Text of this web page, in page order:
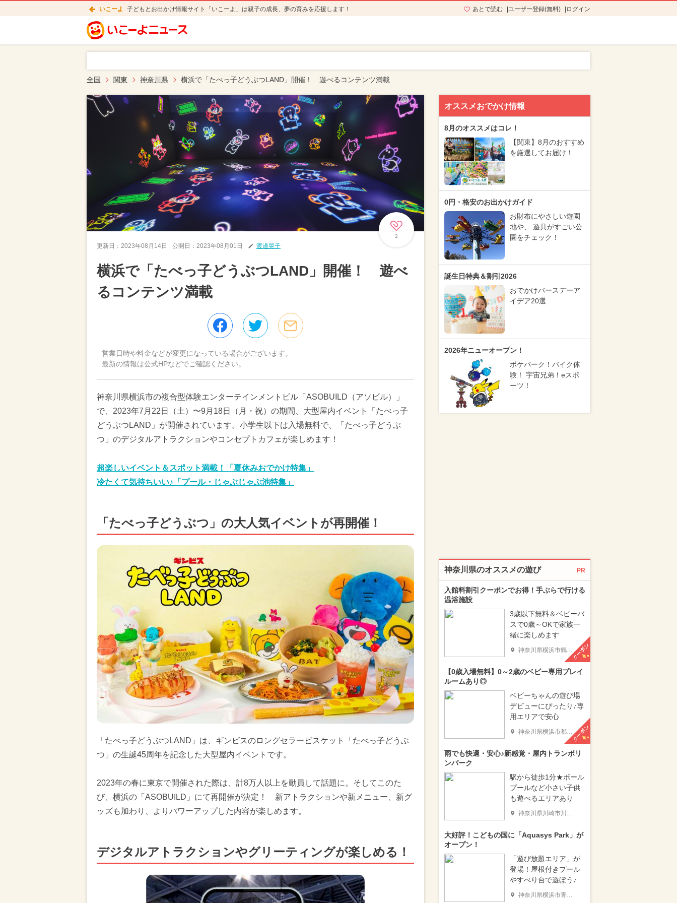
いこーよ 子どもとお出かけ情報サイト「いこーよ」は親子の成長、夢の育みを応援します！ あとで読む ユーザー登録(無料) ログイン
全国 関東 神奈川県 横浜で「たべっ子どうぶつLAND」開催！ 遊べるコンテンツ満載
2
更新日： 2023年08月14日 公開日： 2023年08月01日 渡邊晃子
横浜で「たべっ子どうぶつLAND」開催！ 遊べ
るコンテンツ満載
営業日時や料金などが変更になっている場合がございます。
最新の情報は公式HPなどでご確認ください。
神奈川県横浜市の複合型体験エンターテインメントビル「ASOBUILD（アソビル）」
で、2023年7月22日（土）〜9月18日（月・祝）の期間、大型屋内イベント「たべっ子
どうぶつLAND」が開催されています。小学生以下は入場無料で、「たべっ子どうぶ
つ」のデジタルアトラクションやコンセプトカフェが楽しめます！
超楽しいイベント＆スポット満載！「夏休みおでかけ特集」
冷たくて気持ちいい♪「プール・じゃぶじゃぶ池特集」
「たべっ子どうぶつ」の大人気イベントが再開催！
「たべっ子どうぶつLAND」は、ギンビスのロングセラービスケット「たべっ子どうぶ
つ」の生誕45周年を記念した大型屋内イベントです。
2023年の春に東京で開催された際は、計8万人以上を動員して話題に。そしてこのた
び、横浜の「ASOBUILD」にて再開催が決定！ 新アトラクションや新メニュー、新グ
ッズも加わり、よりパワーアップした内容が楽しめます。
デジタルアトラクションやグリーティングが楽しめる！
オススメおでかけ情報
8月のオススメはコレ！
【関東】8月のおすすめ
を厳選してお届け！
0円・格安のお出かけガイド
お財布にやさしい遊園
地や、 遊具がすごい公
園をチェック！
誕生日特典＆割引2026
おでかけバースデーア
イデア20選
2026年ニューオープン！
ポケパーク！バイク体
験！ 宇宙兄弟！eスポ
ーツ！
神奈川県のオススメの遊び PR
入館料割引クーポンでお得！手ぶらで行ける
温浴施設
3歳以下無料＆ベビーバ
スで0歳～OKで家族一
緒に楽しめます
神奈川県横浜市鶴見区 クーポン
【0歳入場無料】0～2歳のベビー専用プレイ
ルームあり◎
ベビーちゃんの遊び場
デビューにぴったり♪専
用エリアで安心
神奈川県横浜市都筑区 クーポン
雨でも快適・安心♪新感覚・屋内トランポリ
ンパーク
駅から徒歩1分★ボール
プールなど小さい子供
も遊べるエリアあり
神奈川県川崎市川崎区
大好評！こどもの国に「Aquasys Park」が
オープン！
「遊び放題エリア」が
登場！屋根付きプール
やすべり台で遊ぼう♪
神奈川県横浜市青葉区